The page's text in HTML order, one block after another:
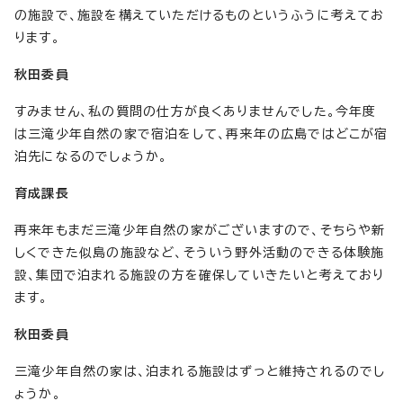
の施設で、施設を構えていただけるものというふうに考えてお
ります。
秋田委員
すみません、私の質問の仕方が良くありませんでした。今年度
は三滝少年自然の家で宿泊をして、再来年の広島ではどこが宿
泊先になるのでしょうか。
育成課長
再来年もまだ三滝少年自然の家がございますので、そちらや新
しくできた似島の施設など、そういう野外活動のできる体験施
設、集団で泊まれる施設の方を確保していきたいと考えており
ます。
秋田委員
三滝少年自然の家は、泊まれる施設はずっと維持されるのでし
ょうか。